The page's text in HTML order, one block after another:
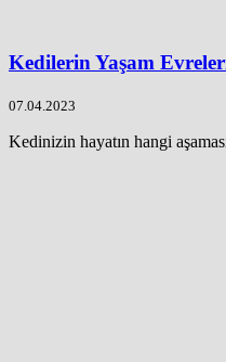
Kedilerin Yaşam
07.04.2023
Kedinizin hayatın hangi